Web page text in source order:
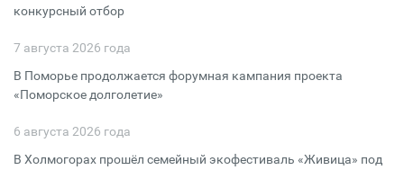
конкурсный отбор
7 августа 2026 года
В Поморье продолжается форумная кампания проекта
«Поморское долголетие»
6 августа 2026 года
В Холмогорах прошёл семейный экофестиваль «Живица» под